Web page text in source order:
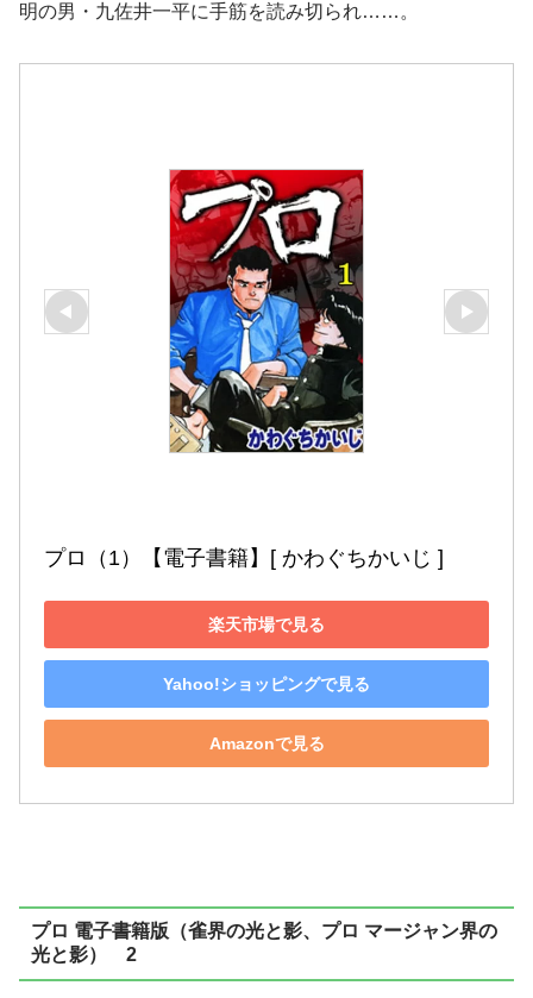
明の男・九佐井一平に手筋を読み切られ……。
プロ（1）【電子書籍】[ かわぐちかいじ ]
楽天市場で見る
Yahoo!ショッピングで見る
Amazonで見る
プロ 電子書籍版（雀界の光と影、プロ マージャン界の
光と影） 2